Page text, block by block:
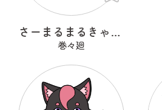
さーまるまるきゃっと
巻々廻